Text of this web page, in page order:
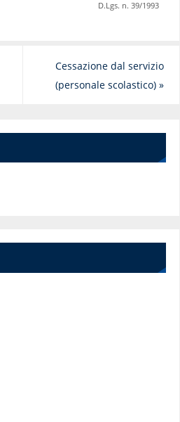
D.Lgs. n. 39/1993
Cessazione dal servizio
(personale scolastico)»